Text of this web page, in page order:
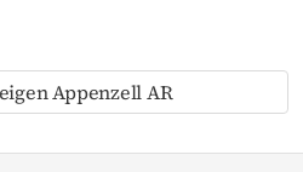
Appenzell AR